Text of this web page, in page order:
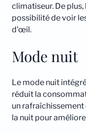
climatiseur. De
possibilité de voir
d'œil.
Mode nuit
Le mode nuit
réduit la
un
la nuit pour